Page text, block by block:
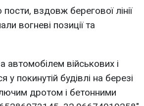
вздовж берегової лінії
вогневі позиції та
автомобілем військових і
покинутій будівлі на березі
дротом і бетонними